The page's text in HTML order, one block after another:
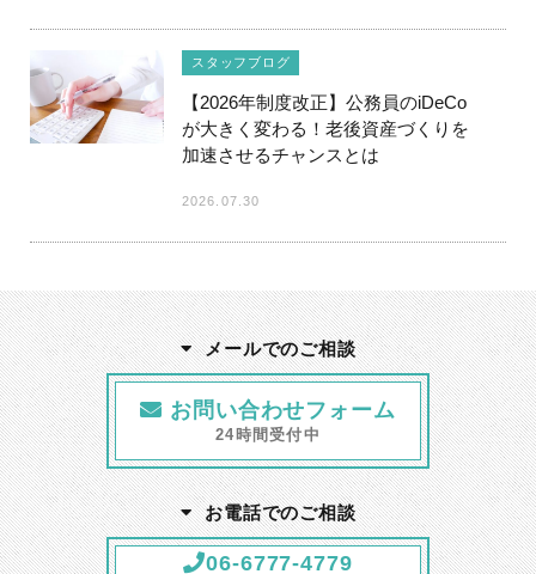
スタッフブログ
【2026年制度改正】公務員のiDeCo
が大きく変わる！老後資産づくりを
加速させるチャンスとは
2026.07.30
メールでのご相談
お問い合わせフォーム
24時間受付中
お電話でのご相談
06-6777-4779